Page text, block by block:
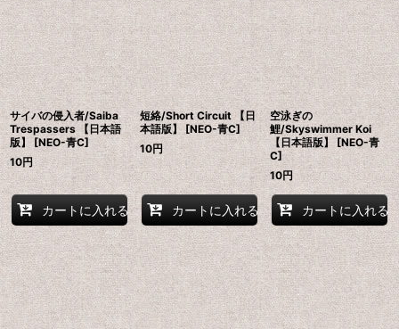
サイバの侵入者/Saiba
Trespassers 【日本語
版】 [NEO-青C]
10円
カートに入れる
短絡/Short Circuit 【日
本語版】 [NEO-青C]
10円
カートに入れる
空泳ぎの
鯉/Skyswimmer Koi
【日本語版】 [NEO-青
C]
10円
カートに入れる